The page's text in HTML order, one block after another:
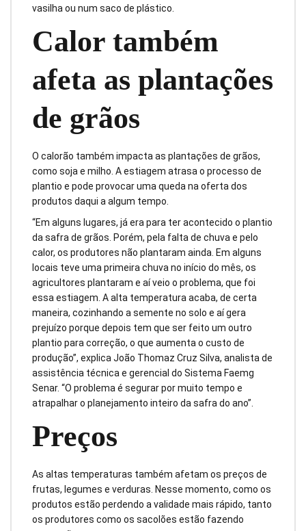
vasilha ou num saco de plástico.
Calor também
afeta as plantações
de grãos
O calorão também impacta as plantações de grãos,
como soja e milho. A estiagem atrasa o processo de
plantio e pode provocar uma queda na oferta dos
produtos daqui a algum tempo.
“Em alguns lugares, já era para ter acontecido o plantio
da safra de grãos. Porém, pela falta de chuva e pelo
calor, os produtores não plantaram ainda. Em alguns
locais teve uma primeira chuva no início do mês, os
agricultores plantaram e aí veio o problema, que foi
essa estiagem. A alta temperatura acaba, de certa
maneira, cozinhando a semente no solo e aí gera
prejuízo porque depois tem que ser feito um outro
plantio para correção, o que aumenta o custo de
produção”, explica João Thomaz Cruz Silva, analista de
assistência técnica e gerencial do Sistema Faemg
Senar. “O problema é segurar por muito tempo e
atrapalhar o planejamento inteiro da safra do ano”.
Preços
As altas temperaturas também afetam os preços de
frutas, legumes e verduras. Nesse momento, como os
produtos estão perdendo a validade mais rápido, tanto
os produtores como os sacolões estão fazendo